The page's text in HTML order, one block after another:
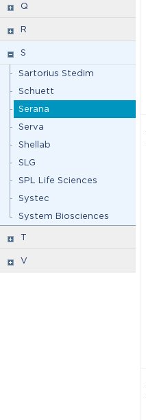
Q
R
S
Sartorius Stedim
Schuett
Serana
Serva
Shellab
SLG
SPL Life Sciences
Systec
System Biosciences
T
V